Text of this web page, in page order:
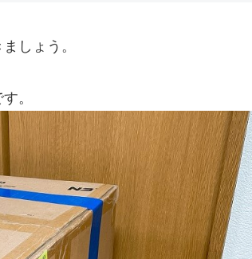
しょう。
。